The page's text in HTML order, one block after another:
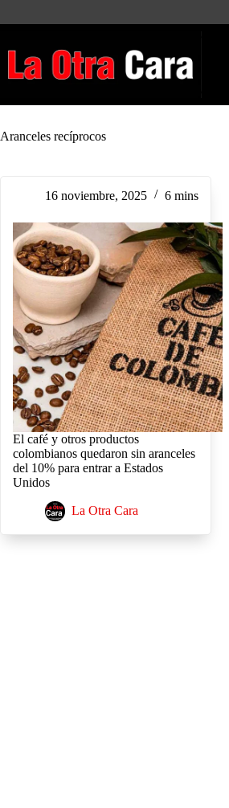
Aranceles recíprocos
16 noviembre, 2025 6 mins
El café y otros productos
colombianos quedaron sin aranceles
del 10% para entrar a Estados
Unidos
La Otra Cara